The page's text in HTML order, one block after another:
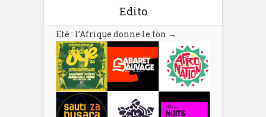
Edito
Eté : l’Afrique donne le ton →